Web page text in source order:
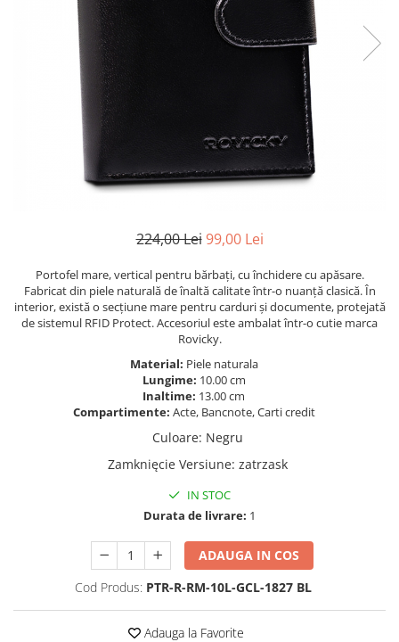
224,00 Lei 99,00 Lei
Portofel mare, vertical pentru bărbați, cu închidere cu apăsare.
Fabricat din piele naturală de înaltă calitate într-o nuanță clasică. În
interior, există o secțiune mare pentru carduri și documente, protejată
de sistemul RFID Protect. Accesoriul este ambalat într-o cutie marca
Rovicky.
Material: Piele naturala
Lungime: 10.00 cm
Inaltime: 13.00 cm
Compartimente: Acte, Bancnote, Carti credit
Culoare: Negru
Zamknięcie Versiune: zatrzask
IN STOC
Durata de livrare: 1
ADAUGA IN COS
Cod Produs: PTR-R-RM-10L-GCL-1827 BL
Adauga la Favorite